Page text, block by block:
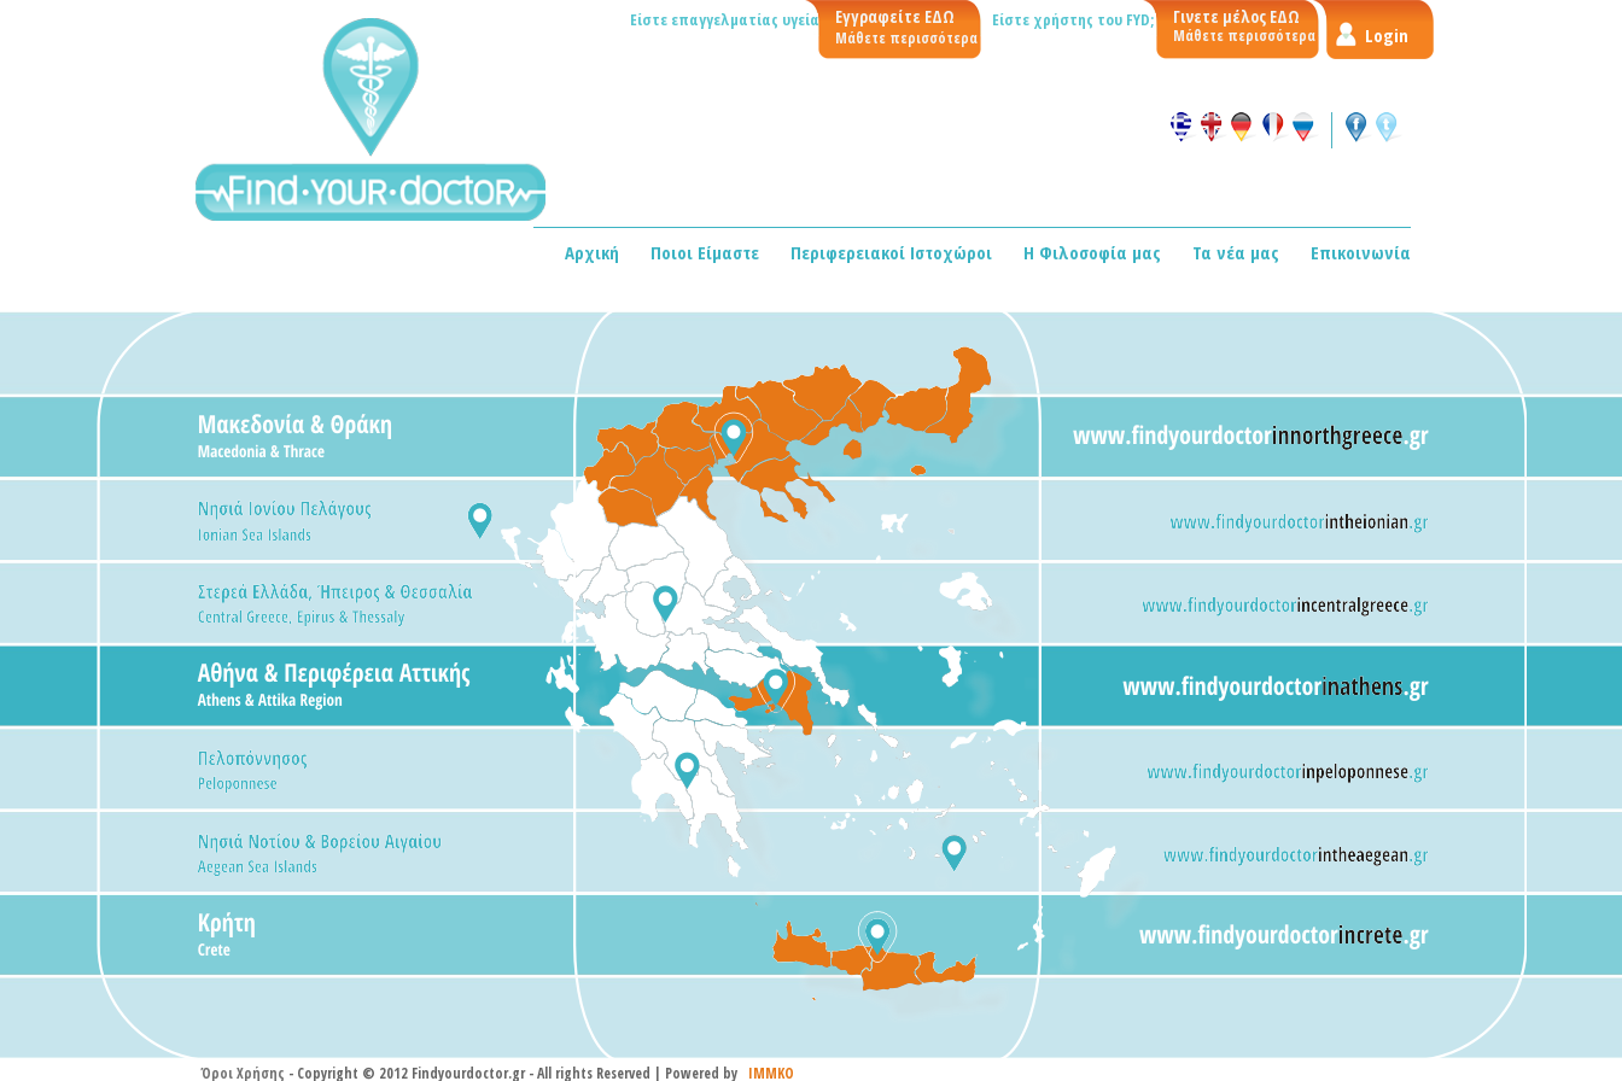
Είστε επαγγελματίας υγείας; Εγγραφείτε ΕΔΩ
Μάθετε περισσότερα
Είστε χρήστης του FYD; Γινετε μέλος ΕΔΩ
Μάθετε περισσότερα Login
Αρχική Ποιοι Είμαστε Περιφερειακοί Ιστοχώροι Η Φιλοσοφία μας Τα νέα μας Επικοινωνία
Όροι Χρήσης - Copyright © 2012 Findyourdoctor.gr - All rights Reserved | Powered by IMMKO